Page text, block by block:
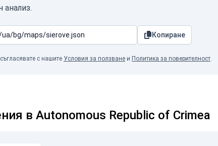
анализ.
Копиране
с нашите Условия за ползване и Политика за поверителност.
в Autonomous Republic of Crimea